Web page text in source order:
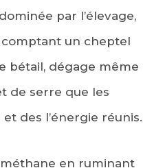
par l’élevage,
un cheptel
bétail, dégage même
de serre que les
des l’énergie réunis.
en ruminant